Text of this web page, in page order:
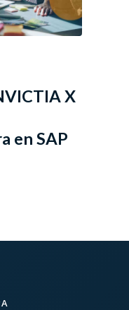
X
en SAP